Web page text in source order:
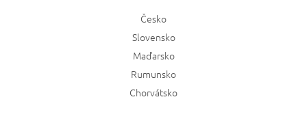
Česko
Slovensko
Maďarsko
Rumunsko
Chorvátsko